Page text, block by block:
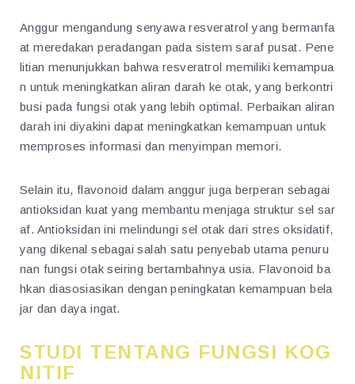
Anggur mengandung senyawa resveratrol yang bermanfa
at meredakan peradangan pada sistem saraf pusat. Pene
litian menunjukkan bahwa resveratrol memiliki kemampua
n untuk meningkatkan aliran darah ke otak, yang berkontri
busi pada fungsi otak yang lebih optimal. Perbaikan aliran
darah ini diyakini dapat meningkatkan kemampuan untuk
memproses informasi dan menyimpan memori.
Selain itu, flavonoid dalam anggur juga berperan sebagai
antioksidan kuat yang membantu menjaga struktur sel sar
af. Antioksidan ini melindungi sel otak dari stres oksidatif,
yang dikenal sebagai salah satu penyebab utama penuru
nan fungsi otak seiring bertambahnya usia. Flavonoid ba
hkan diasosiasikan dengan peningkatan kemampuan bela
jar dan daya ingat.
STUDI TENTANG FUNGSI KOG
NITIF